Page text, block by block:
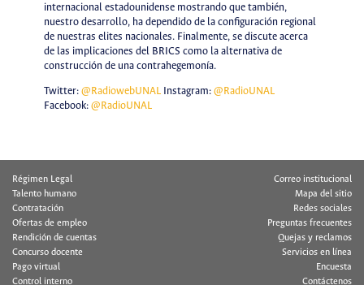
internacional estadounidense mostrando que también,
nuestro desarrollo, ha dependido de la configuración regional
de nuestras elites nacionales. Finalmente, se discute acerca
de las implicaciones del BRICS como la alternativa de
construcción de una contrahegemonía.
Twitter: @RadiowebUNALInstagram: @RadioUNAL
Facebook: @RadioUNAL
Régimen Legal
Talento humano
Contratación
Ofertas de empleo
Rendición de cuentas
Concurso docente
Pago virtual
Control interno
Correo institucional
Mapa del sitio
Redes sociales
Preguntas frecuentes
Quejas y reclamos
Servicios en línea
Encuesta
Contáctenos